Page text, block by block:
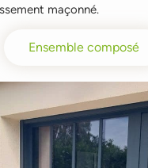
maçonné.
Ensemble composé